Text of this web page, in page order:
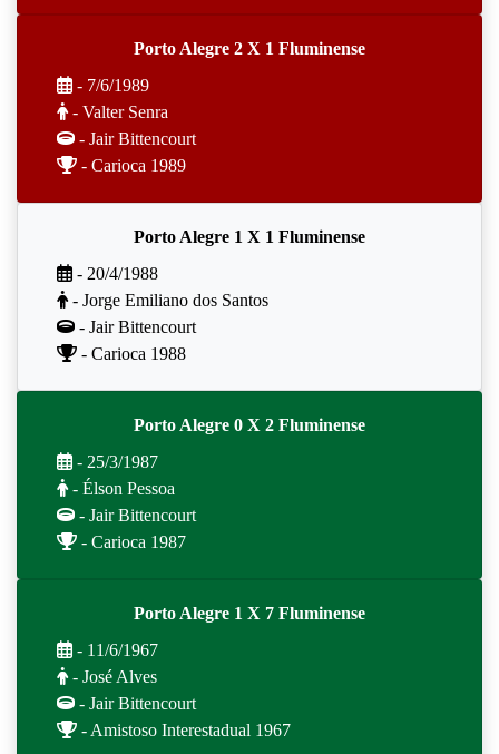
Porto Alegre 2 X 1 Fluminense
- 7/6/1989
- Valter Senra
- Jair Bittencourt
- Carioca 1989
Porto Alegre 1 X 1 Fluminense
- 20/4/1988
- Jorge Emiliano dos Santos
- Jair Bittencourt
- Carioca 1988
Porto Alegre 0 X 2 Fluminense
- 25/3/1987
- Élson Pessoa
- Jair Bittencourt
- Carioca 1987
Porto Alegre 1 X 7 Fluminense
- 11/6/1967
- José Alves
- Jair Bittencourt
- Amistoso Interestadual 1967